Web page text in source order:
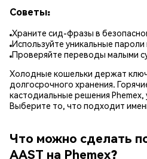
Советы:
Храните сид-фразы в
Используйте уникальные пароли
Проверяйте переводы малыми
Холодные кошельки держат
долгосрочного хранения.
кастодиальные решения
Выберите то, что подходит
Что можно сделать
AAST на Phemex?